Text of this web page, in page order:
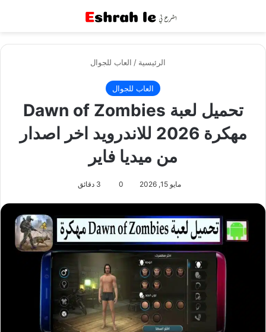
الرئيسية / العاب للجوال
العاب للجوال
تحميل لعبة Dawn of Zombies
مهكرة 2026 للاندرويد اخر اصدار
من ميديا فاير
مايو 15, 2026 0